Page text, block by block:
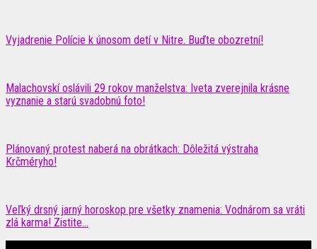
Vyjadrenie Polície k únosom detí v Nitre. Buďte obozretní!
Malachovskí oslávili 29 rokov manželstva: Iveta zverejnila krásne
vyznanie a starú svadobnú foto!
Plánovaný protest naberá na obrátkach: Dôležitá výstraha
Krčméryho!
Veľký drsný jarný horoskop pre všetky znamenia: Vodnárom sa vráti
zlá karma! Zistite...